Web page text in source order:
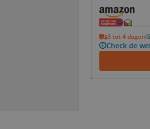
3 tot 4 dagen
Check de